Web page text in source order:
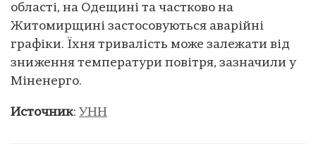
області, на Одещині та частково на
Житомирщині застосовуються аварійні
графіки. Їхня тривалість може залежати від
зниження температури повітря, зазначили у
Міненерго.
Источник: УНН